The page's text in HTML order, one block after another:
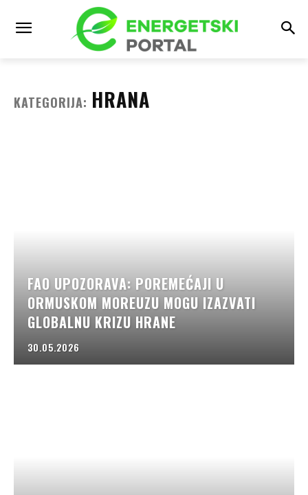
KATEGORIJA: HRANA
FAO UPOZORAVA: POREMEĆAJI U
ORMUSKOM MOREUZU MOGU IZAZVATI
GLOBALNU KRIZU HRANE
30.05.2026